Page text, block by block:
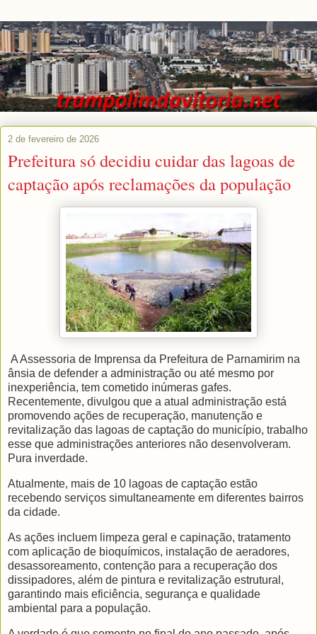
2 de fevereiro de 2026
Prefeitura só decidiu cuidar das lagoas de
captação após reclamações da população
A Assessoria de Imprensa da Prefeitura de Parnamirim na
ânsia de defender a administração ou até mesmo por
inexperiência, tem cometido inúmeras gafes.
Recentemente, divulgou que a atual administração está
promovendo ações de recuperação, manutenção e
revitalização das lagoas de captação do município, trabalho
esse que administrações anteriores não desenvolveram.
Pura inverdade.
Atualmente, mais de 10 lagoas de captação estão
recebendo serviços simultaneamente em diferentes bairros
da cidade.
As ações incluem limpeza geral e capinação, tratamento
com aplicação de bioquímicos, instalação de aeradores,
desassoreamento, contenção para a recuperação dos
dissipadores, além de pintura e revitalização estrutural,
garantindo mais eficiência, segurança e qualidade
ambiental para a população.